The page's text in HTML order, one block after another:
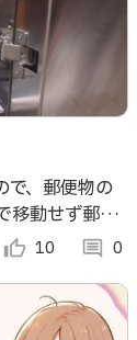
で、郵便物の
移動せず郵便
うランニング
thumb_up_alt 10 comment 0